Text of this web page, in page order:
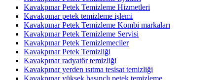
Kavakpınar Petek Temizleme Hizmetleri
Kavakpınar petek temizleme işlemi
Kavakpınar Petek Temizleme Kombi markaları
Kavakpınar Petek Temizleme Servisi
Kavakpınar Petek Temizlemeciler
Kavakpınar Petek Temizliği
Kavakpınar radyatör temizliği
Kavakpınar yerden ısıtma tesisat temizliği
Kavakpınar yüksek basınçlı petek temizleme